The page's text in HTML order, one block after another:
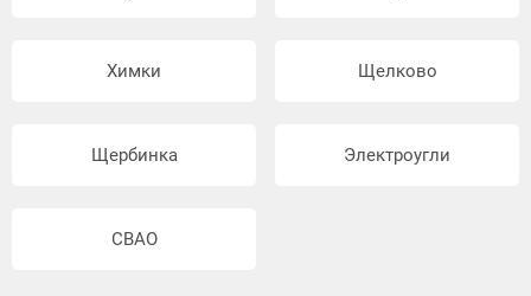
Химки Щелково
Щербинка Электроугли
СВАО